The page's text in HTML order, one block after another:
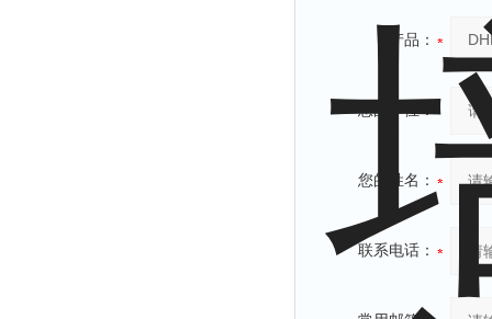
产品：
您的单位：
您的姓名：
联系电话：